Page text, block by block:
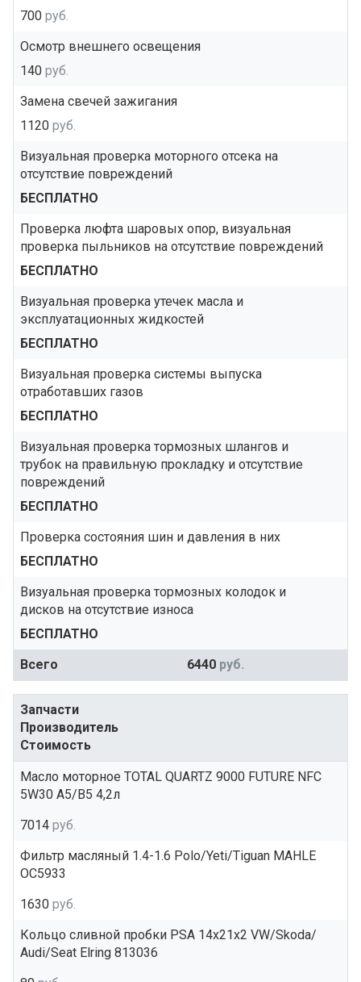
700 руб.
Осмотр внешнего освещения
140 руб.
Замена свечей зажигания
1120 руб.
Визуальная проверка моторного отсека на
отсутствие повреждений
БЕСПЛАТНО
Проверка люфта шаровых опор, визуальная
проверка пыльников на отсутствие повреждений
БЕСПЛАТНО
Визуальная проверка утечек масла и
эксплуатационных жидкостей
БЕСПЛАТНО
Визуальная проверка системы выпуска
отработавших газов
БЕСПЛАТНО
Визуальная проверка тормозных шлангов и
трубок на правильную прокладку и отсутствие
повреждений
БЕСПЛАТНО
Проверка состояния шин и давления в них
БЕСПЛАТНО
Визуальная проверка тормозных колодок и
дисков на отсутствие износа
БЕСПЛАТНО
Всего
6440 руб.
Запчасти
Производитель
Стоимость
Масло моторное TOTAL QUARTZ 9000 FUTURE NFC
5W30 A5/B5 4,2л
7014 руб.
Фильтр масляный 1.4-1.6 Polo/Yeti/Tiguan MAHLE
OC5933
1630 руб.
Кольцо сливной пробки PSA 14x21x2 VW/Skoda/
Audi/Seat Elring 813036